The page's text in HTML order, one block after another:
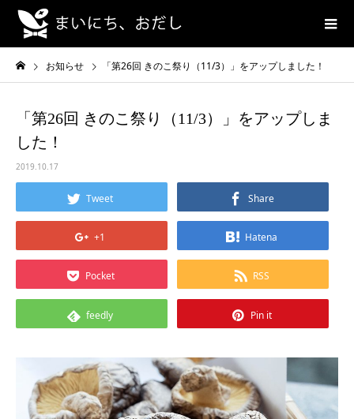
お知らせ 「第26回 きのこ祭り（11/3）」をアップしました！
「第26回 きのこ祭り（11/3）」をアップしま
した！
2019.10.17
Tweet Share
+1 Hatena
Pocket RSS
feedly Pin it